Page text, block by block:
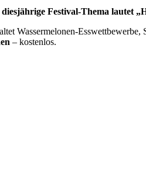
Festival-Thema lautet
Wassermelonen-Esswettbewerbe,
– kostenlos.